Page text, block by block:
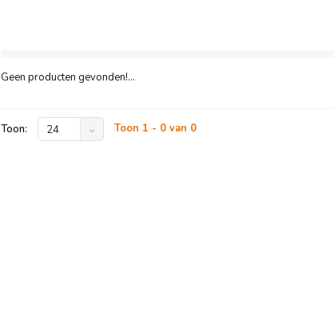
Geen producten gevonden!...
Toon: 24 Toon 1 - 0 van 0